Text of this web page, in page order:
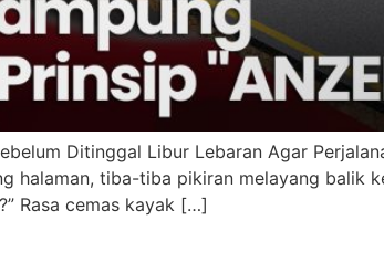
Ditinggal Libur Lebaran Agar
halaman, tiba-tiba pikiran melayang balik
Rasa cemas kayak […]